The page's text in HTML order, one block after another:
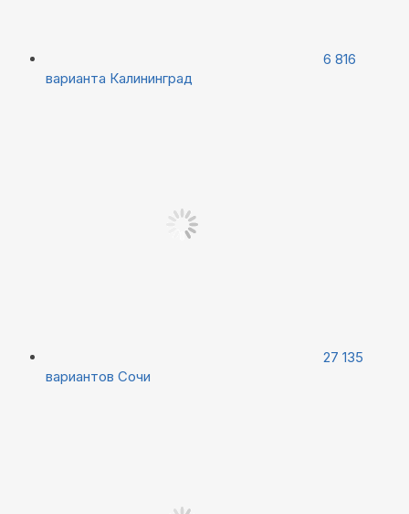
6 816
варианта Калининград
27 135
вариантов Сочи